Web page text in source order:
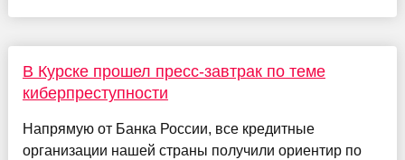
В Курске прошел пресс-завтрак по теме
киберпреступности
Напрямую от Банка России, все кредитные
организации нашей страны получили ориентир по